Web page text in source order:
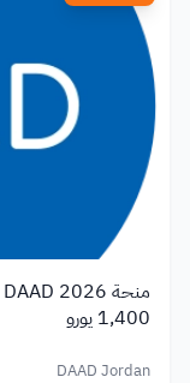
1,400 يورو
DAAD Jordan